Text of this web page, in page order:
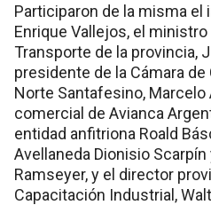
Participaron de la misma el
Enrique Vallejos, el
Transporte de la provincia,
presidente de la Cámara
Norte Santafesino, Marcelo
comercial de Avianca
entidad anfitriona Roald
Avellaneda Dionisio
Ramseyer, y el director
Capacitación Industrial,